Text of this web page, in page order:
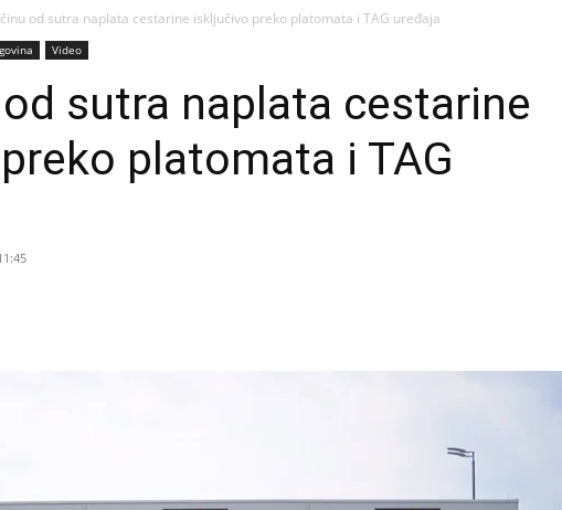
od sutra naplata cestarine isključivo preko platomata i TAG uređaja
Video
sutra naplata cestarine
platomata i TAG